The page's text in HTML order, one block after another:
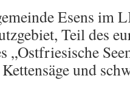
Esens im
Teil des
„Ostfriesische
und